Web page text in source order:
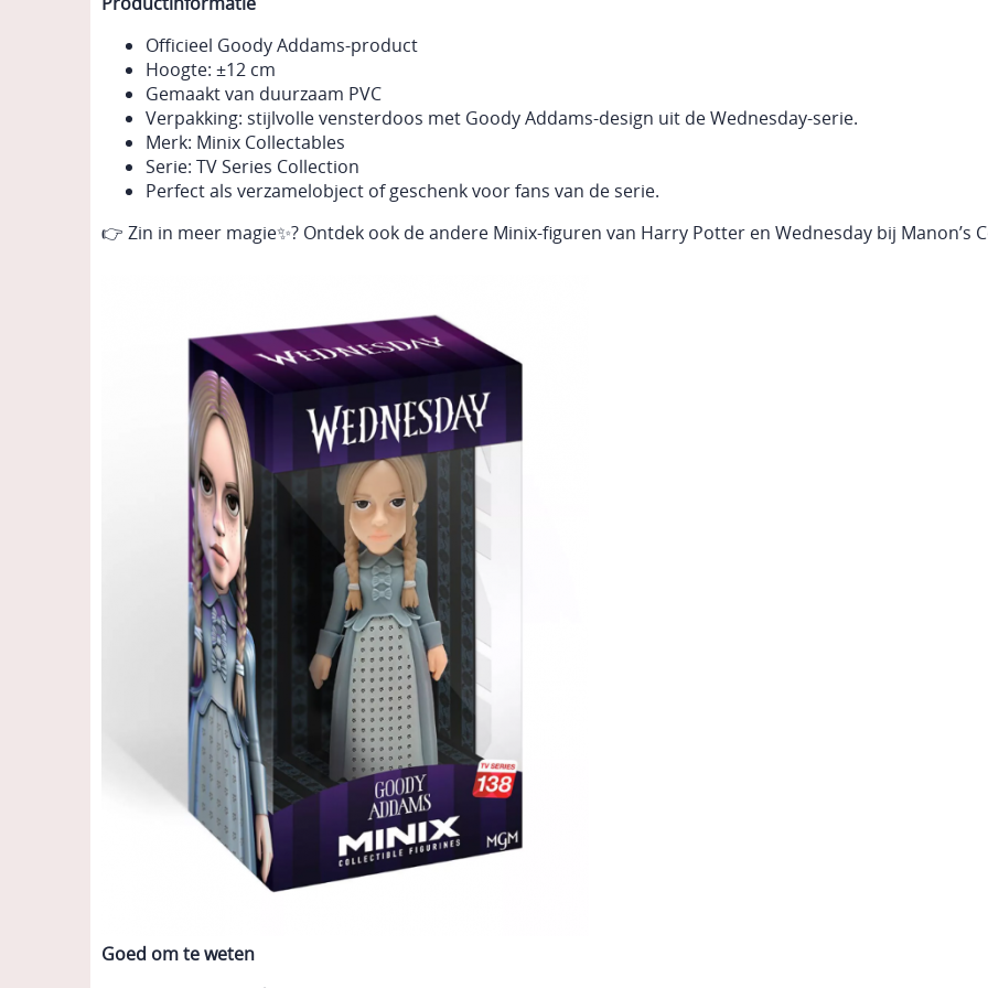
Officieel Goody Addams-product
Hoogte: ±12 cm
Gemaakt van duurzaam PVC
Verpakking: stijlvolle vensterdoos met Goody Addams-design uit de Wednesday-serie.
Merk: Minix Collectables
Serie: TV Series Collection
Perfect als verzamelobject of geschenk voor fans van de serie.
👉 Zin in meer magie✨? Ontdek ook de andere Minix-figuren van Harry Potter en Wednesday bij Manon’s
Goed om te weten